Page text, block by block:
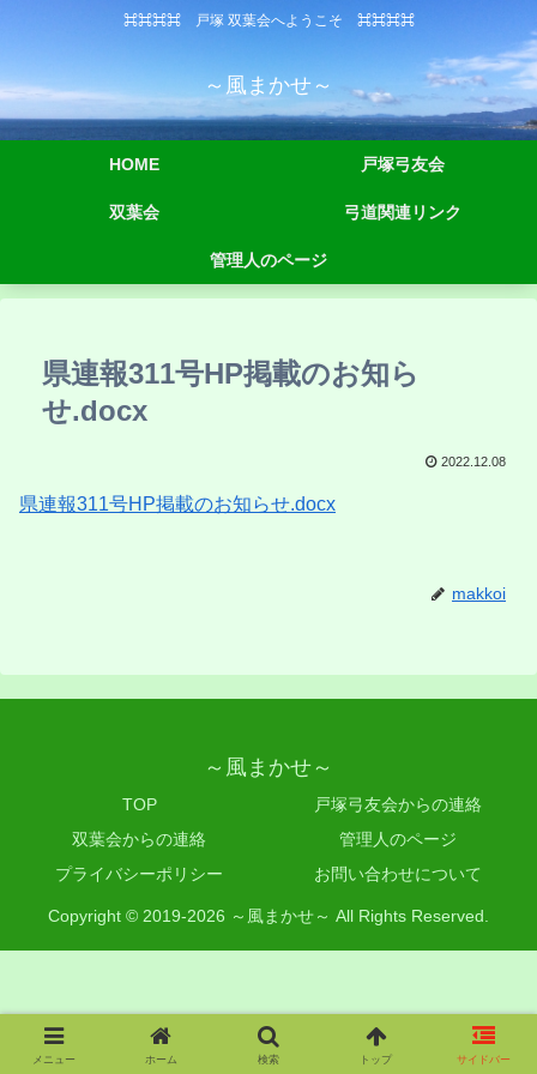
⌘⌘⌘⌘ 戸塚 双葉会へようこそ ⌘⌘⌘⌘
～風まかせ～
HOME 戸塚弓友会
双葉会 弓道関連リンク
管理人のページ
県連報311号HP掲載のお知ら
せ.docx
2022.12.08
県連報311号HP掲載のお知らせ.docx
makkoi
～風まかせ～
TOP
戸塚弓友会からの連絡
双葉会からの連絡
管理人のページ
プライバシーポリシー
お問い合わせについて
Copyright © 2019-2026 ～風まかせ～ All Rights Reserved.
メニュー ホーム 検索 トップ サイドバー